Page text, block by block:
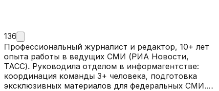
136
Профессиональный журналист и редактор, 10+ лет
опыта работы в ведущих СМИ (РИА Новости,
ТАСС). Руководила отделом в информагентстве:
координация команды 3+ человека, подготовка
эксклюзивных материалов для федеральных СМИ.